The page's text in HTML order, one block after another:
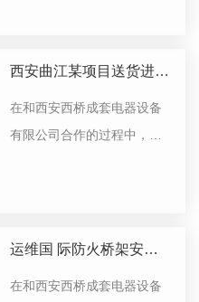
西安曲江某项目送货进
场...
在和西安西桥成套电器设备
有限公司合作的过程中，产
运维国 际防火桥架安装
案例
在和西安西桥成套电器设备